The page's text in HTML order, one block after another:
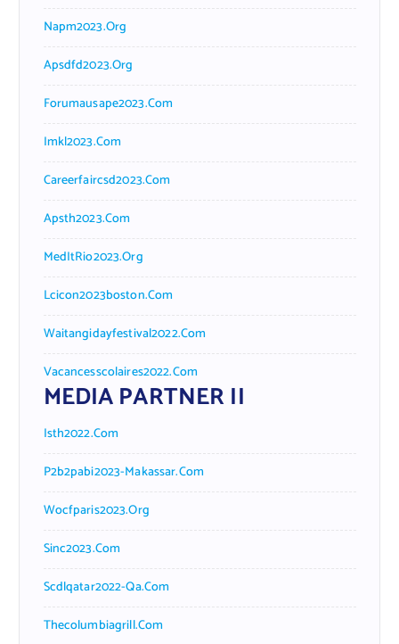
Napm2023.org
Apsdfd2023.org
Forumausape2023.com
Imkl2023.com
Careerfaircsd2023.com
Apsth2023.com
MedItRio2023.org
Lcicon2023boston.com
Waitangidayfestival2022.com
Vacancesscolaires2022.com
MEDIA PARTNER II
Isth2022.com
P2b2pabi2023-Makassar.com
Wocfparis2023.org
Sinc2023.com
Scdlqatar2022-Qa.com
Thecolumbiagrill.com